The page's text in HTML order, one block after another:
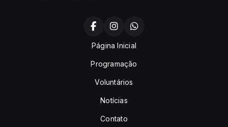
Página Inicial
Programação
Voluntários
Notícias
Contato